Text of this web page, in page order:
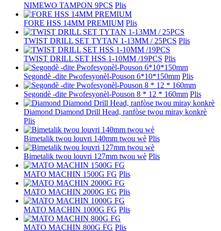
NIMEWO TAMPON 9PCS Plis
FORE HSS 14MM PREMIUM Plis
TWIST DRILL SET TYTAN 1-13MM / 25PCS Plis
TWIST DRILL SET HSS 1-10MM /19PCS Plis
Segondè -dite Pwofesyonèl-Pouson 6*10*150mm Plis
Segondè -dite Pwofesyonèl-Pouson 8 * 12 * 160mm Plis
Diamond Diamond Drill Head, ranfòse twou miray konkrè
Plis
Bimetalik twou louvri 140mm twou wè Plis
Bimetalik twou louvri 127mm twou wè Plis
MATO MACHIN 1500G FG Plis
MATO MACHIN 2000G FG Plis
MATO MACHIN 1000G FG Plis
MATO MACHIN 800G FG Plis